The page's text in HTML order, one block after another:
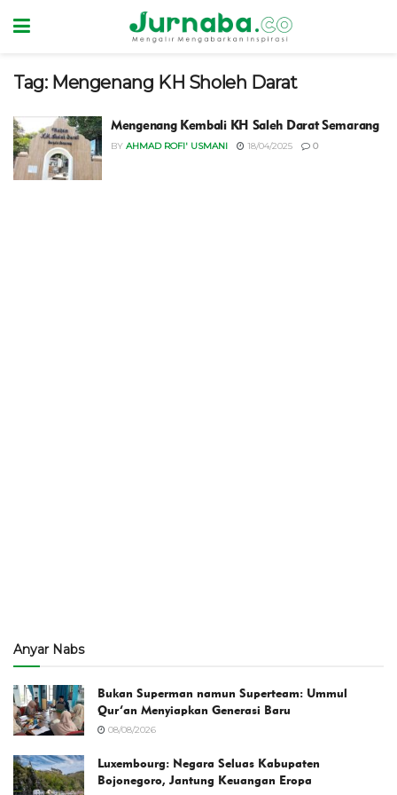
Tag: Mengenang KH Sholeh Darat
Mengenang Kembali KH Saleh Darat Semarang
BY AHMAD ROFI' USMANI 18/04/2025 0
Anyar Nabs
Bukan Superman namun Superteam: Ummul
Qur’an Menyiapkan Generasi Baru
08/08/2026
Luxembourg: Negara Seluas Kabupaten
Bojonegoro, Jantung Keuangan Eropa